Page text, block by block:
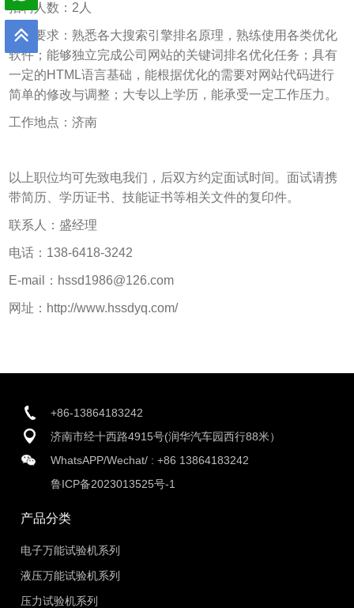
招聘人数：2人
职位要求：熟悉各大搜索引擎排名原理，熟练使用各类优化
软件；能够独立完成公司网站的关键词排名优化任务；具有
一定的HTML语言基础，能根据优化的需要对网站代码进行
简单的修改与调整；大专以上学历，能承受一定工作压力。
工作地点：济南
以上职位均可先致电我们，后双方约定面试时间。面试请携
带简历、学历证书、技能证书等相关文件的复印件。
联系人：盛经理
电话：138-6418-3242
E-mail：hssd1986@126.com
网址：http://www.hssdyq.com/
+86-13864183242
济南市经十西路4915号(润华汽车园西行88米）
WhatsAPP/Wechat/ :+86 13864183242
鲁ICP备2023013525号-1
产品分类
电子万能试验机系列
液压万能试验机系列
压力试验机系列